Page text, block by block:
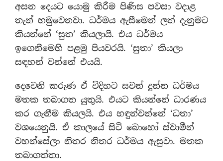
අසන දෙයට යොමු කිරීම පිණිස පවසා වදාළ
තැන් හමුවෙනවා. ධර්මය ඇසීමෙන් ලත් දැනුමට
කියන්නේ ‘සුත’ කියලායි. එය ධර්මය
ඉගෙනීමෙහි පළමු පියවරයි. ‘සුතා’ කියලා
සඳහන් වන්නේ එයයි.
දෙවෙනි කරුණ ඒ විදිහට සවන් දුන්න ධර්මය
මතක තබාගත යුතුයි. එයට කියන්නේ ධාරණය
කර ගැනීම කියලයි. එය හඳුන්වන්නේ ‘ධතා’
වශයෙනුයි. ඒ කාලයේ සිටි බොහෝ ස්වාමීන්
වහන්සේලා නිතර නිතර ධර්මය ඇසුවා. මතක
තබාගත්තා.